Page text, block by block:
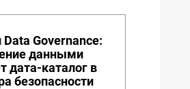
Data Governance:
данными
дата-каталог в
безопасности